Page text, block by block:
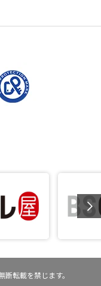
転載を禁じます。